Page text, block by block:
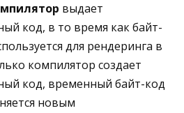
выдает
код, в то время как байт-
для рендеринга в
компилятор создает
код, временный байт-код
новым